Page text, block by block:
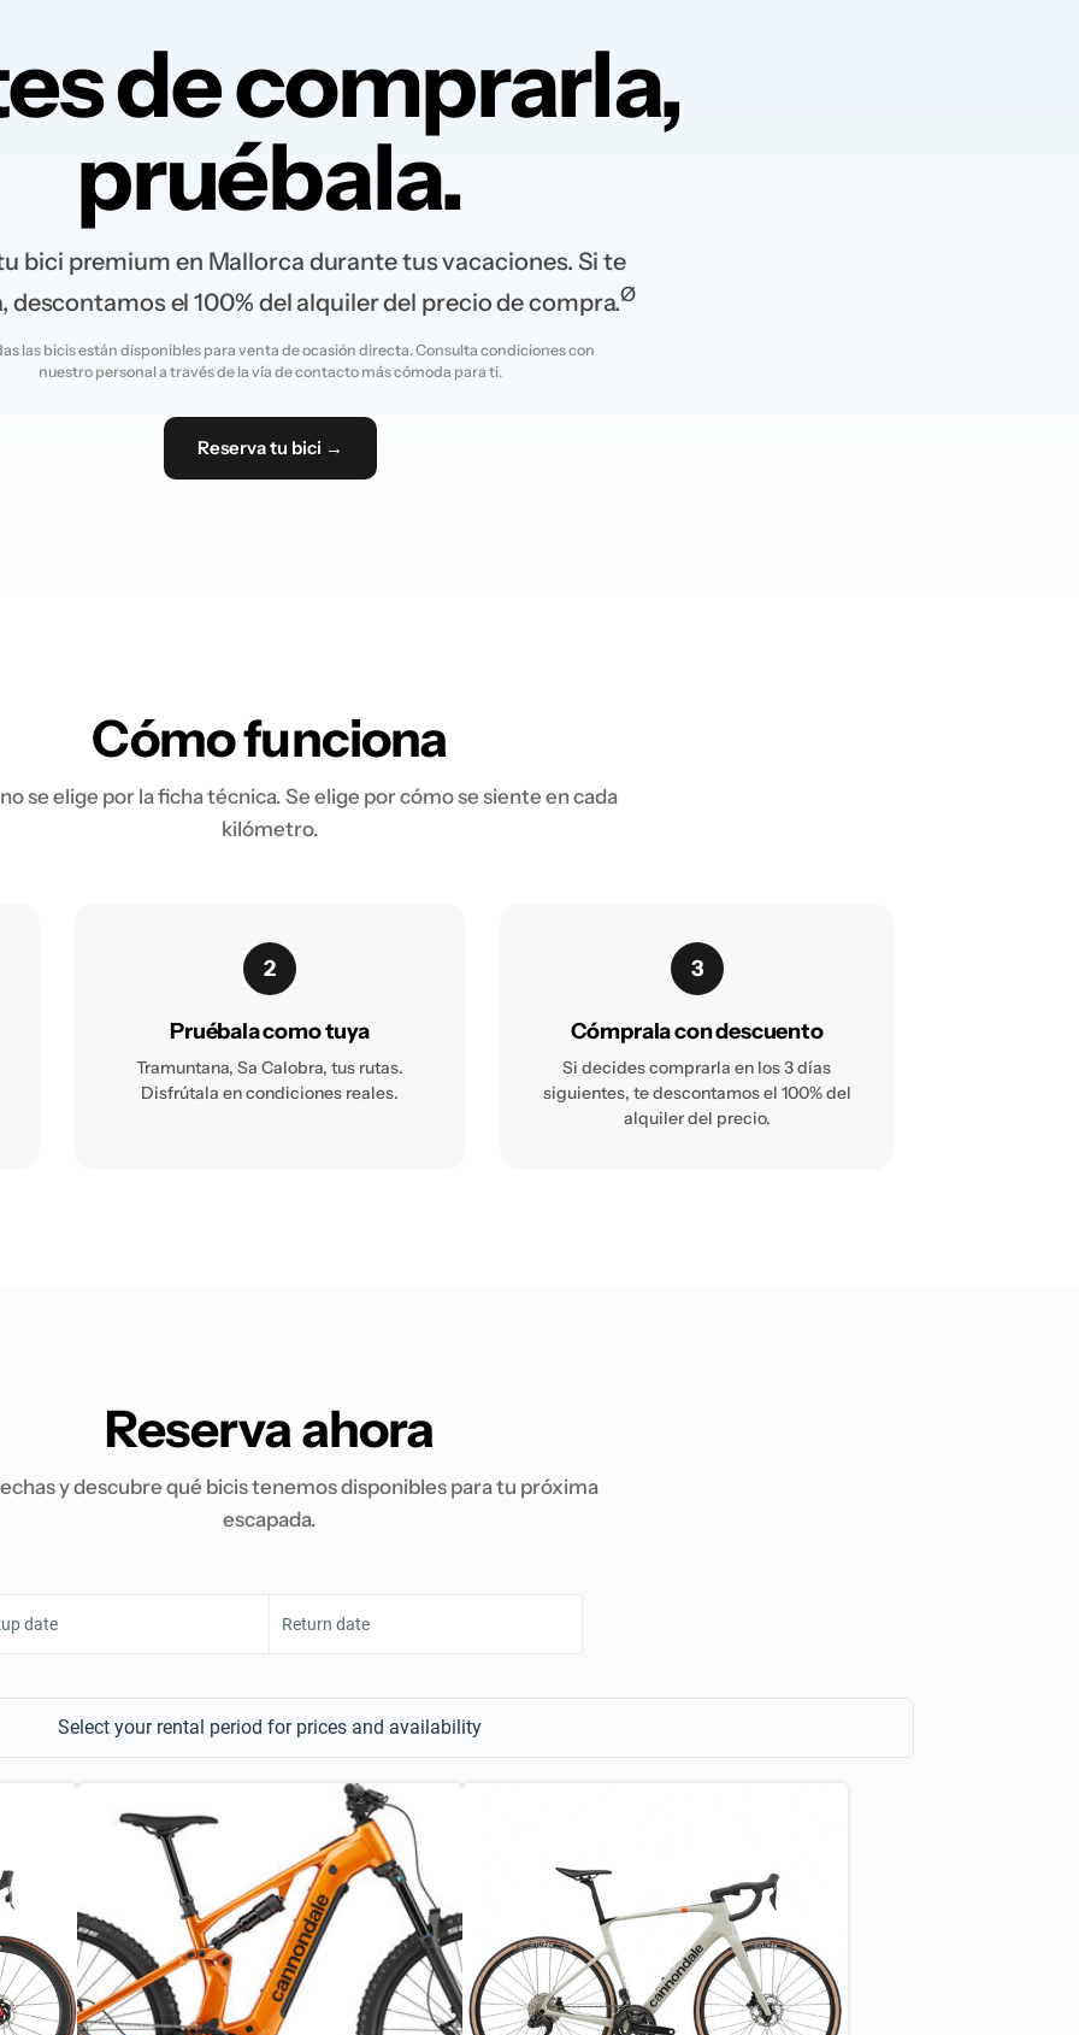
de comprarla,
pruébala.
bici premium en Mallorca durante tus vacaciones. Si te
descontamos el 100% del alquiler del precio de compra.Ø
las bicis están disponibles para venta de ocasión directa. Consulta condiciones con
nuestro personal a través de la vía de contacto más cómoda para ti.
Reserva tu bici →
Cómo funciona
se elige por la ficha técnica. Se elige por cómo se siente en cada
kilómetro.
2
Pruébala como tuya
Tramuntana, Sa Calobra, tus rutas.
Disfrútala en condiciones reales.
3
Cómprala con descuento
Si decides comprarla en los 3 días
siguientes, te descontamos el 100% del
alquiler del precio.
Reserva ahora
y descubre qué bicis tenemos disponibles para tu próxima
escapada.
date Return date
Select your rental period for prices and availability